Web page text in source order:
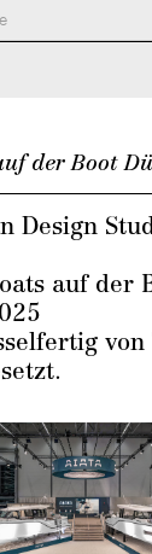
der Boot
Design
auf der